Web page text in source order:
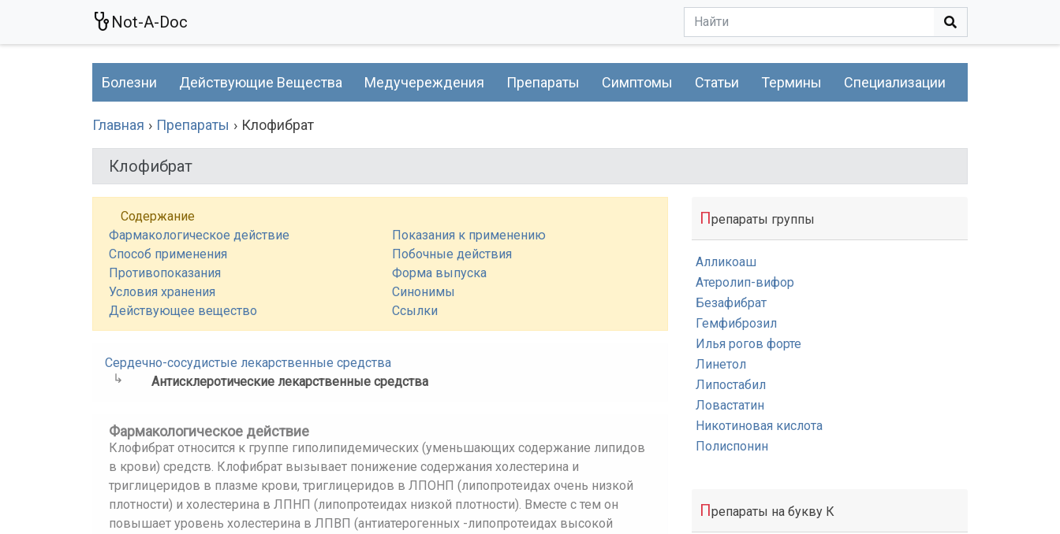
Not-A-Doc
Болезни Действующие Вещества Медучереждения Препараты Симптомы Статьи Термины Специализации
Главная Препараты Клофибрат
Клофибрат
Содержание
Фармакологическое действие
Показания к применению
Способ применения
Побочные действия
Противопоказания
Форма выпуска
Условия хранения
Синонимы
Действующее вещество
Ссылки
Сердечно-сосудистые лекарственные средства
Антисклеротические лекарственные средства
Фармакологическое действие
Клофибрат относится к группе гиполипидемических (уменьшающих содержание липидов
в крови) средств. Клофибрат вызывает понижение содержания холестерина и
триглицеридов в плазме крови, триглицеридов в ЛПОНП (липопротеидах очень низкой
плотности) и холестерина в ЛПНП (липопротеидах низкой плотности). Вместе с тем он
повышает уровень холестерина в ЛПВП (антиатерогенных -липопротеидах высокой
Препараты группы
Алликоаш
Атеролип-вифор
Безафибрат
Гемфиброзил
Илья рогов форте
Линетол
Липостабил
Ловастатин
Никотиновая кислота
Полиспонин
Препараты на букву К